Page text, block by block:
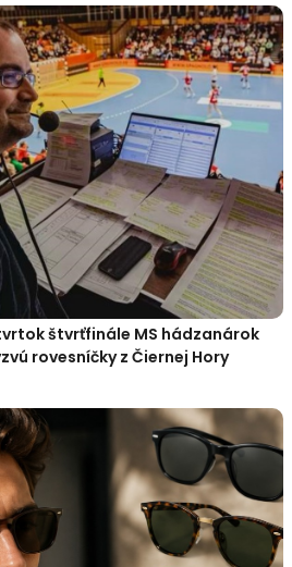
štvrťfinále MS hádzanárok
rovesníčky z Čiernej Hory